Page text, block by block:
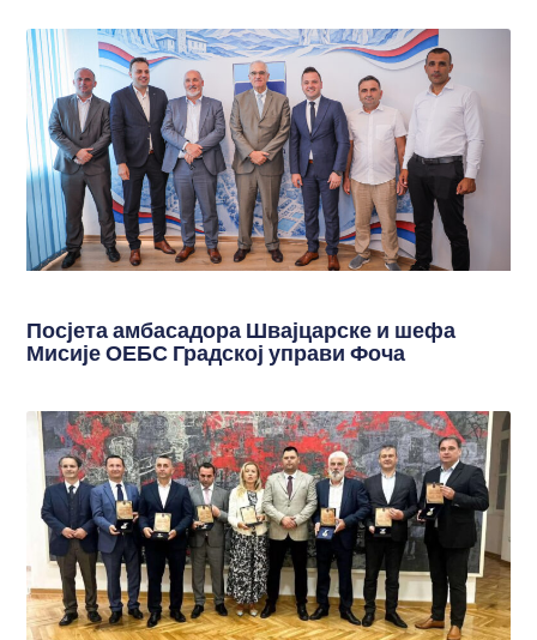
Посјета амбасадора Швајцарске и шефа
Мисије ОЕБС Градској управи Фоча